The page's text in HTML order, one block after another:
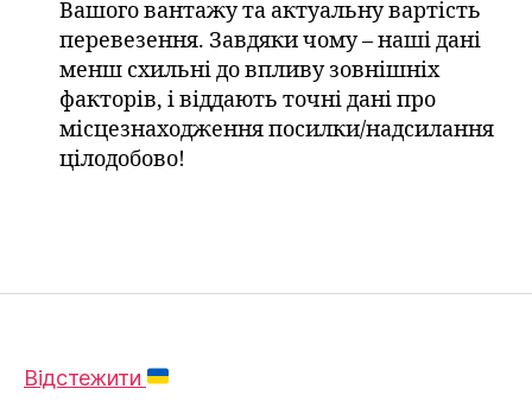
Вашого вантажу та актуальну вартість
перевезення. Завдяки чому – наші дані
менш схильні до впливу зовнішніх
факторів, і віддають точні дані про
місцезнаходження посилки/надсилання
цілодобово!
Відстежити